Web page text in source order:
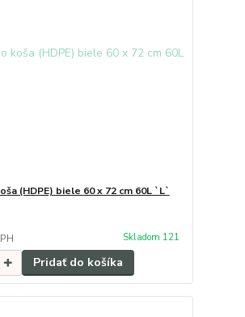
(HDPE) biele 60 x 72 cm 60L `L`
Skladom 121
Pridať do košíka